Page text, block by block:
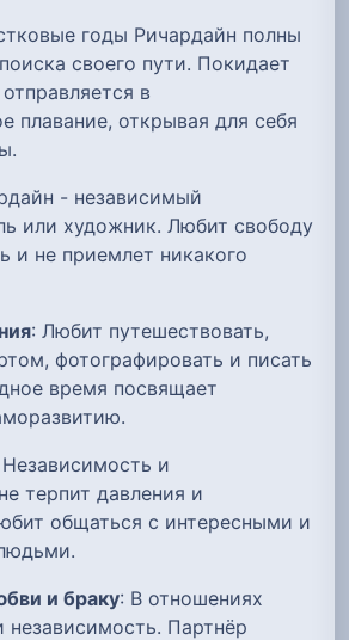
годы Ричардайн полны
своего пути. Покидает
в
плавание, открывая для себя
- независимый
или художник. Любит свободу
и не приемлет никакого
: Любит путешествовать,
фотографировать и писать
время посвящает
Независимость и
терпит давления и
общаться с интересными и
и браку: В отношениях
независимость. Партнёр